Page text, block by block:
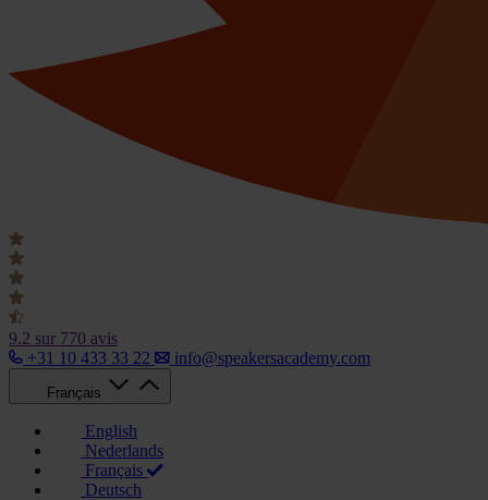
9.2 sur 770 avis
+31 10 433 33 22
info@speakersacademy.com
Français
English
Nederlands
Français
Deutsch